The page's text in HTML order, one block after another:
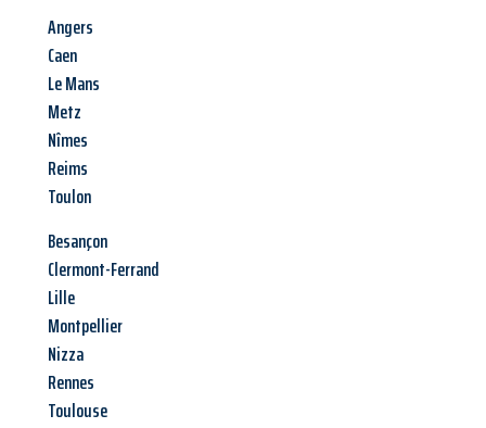
Angers
Caen
Le Mans
Metz
Nîmes
Reims
Toulon
Besançon
Clermont-Ferrand
Lille
Montpellier
Nizza
Rennes
Toulouse